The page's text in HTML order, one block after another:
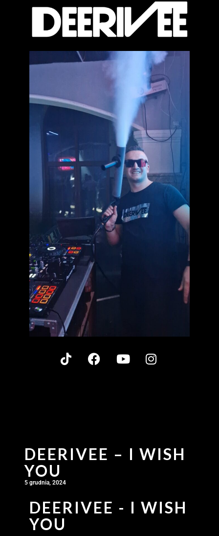
DEERIVEE – I WISH
YOU
5 grudnia, 2024
DEERIVEE - I WISH
YOU